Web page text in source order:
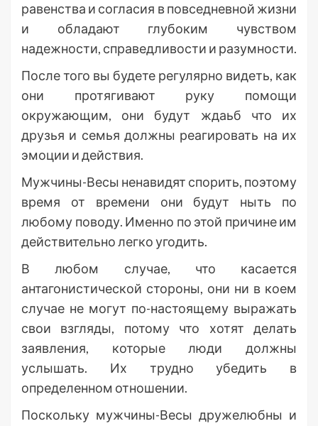
равенства и согласия в повседневной жизни
и обладают глубоким чувством
надежности, справедливости и разумности.
После того вы будете регулярно видеть, как
они протягивают руку помощи
окружающим, они будут ждаьб что их
друзья и семья должны реагировать на их
эмоции и действия.
Мужчины-Весы ненавидят спорить, поэтому
время от времени они будут ныть по
любому поводу. Именно по этой причине им
действительно легко угодить.
В любом случае, что касается
антагонистической стороны, они ни в коем
случае не могут по-настоящему выражать
свои взгляды, потому что хотят делать
заявления, которые люди должны
услышать. Их трудно убедить в
определенном отношении.
Поскольку мужчины-Весы дружелюбны и